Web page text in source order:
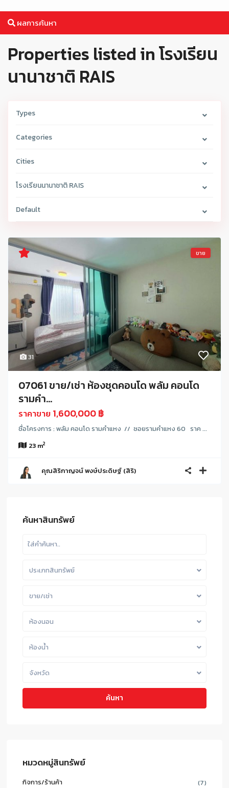
ผลการค้นหา
Properties listed in โรงเรียน
นานาชาติ RAIS
Types
Categories
Cities
โรงเรียนนานาชาติ RAIS
Default
31
ขาย
07061 ขาย/เช่า ห้องชุดคอนโด พลัม คอนโด
รามคำ...
ราคาขาย 1,600,000 ฿
ชื่อโครงการ : พลัม คอนโด รามคำแหง // ซอยรามคำแหง 60 ราค ...
23 m2
คุณสิริกาญจน์ พงษ์ประดิษฐ์ (สิริ)
ค้นหาสินทรัพย์
ประเภทสินทรัพย์
ขาย/เช่า
ห้องนอน
ห้องน้ำ
จังหวัด
ค้นหา
หมวดหมู่สินทรัพย์
กิจการ/ร้านค้า (7)